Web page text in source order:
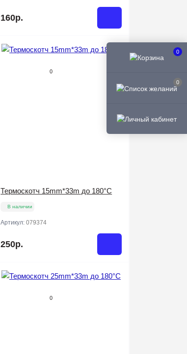
0
0
160р.
0
Термоскотч 15mm*33m до 180°C
В наличии
Артикул:079374
250р.
0